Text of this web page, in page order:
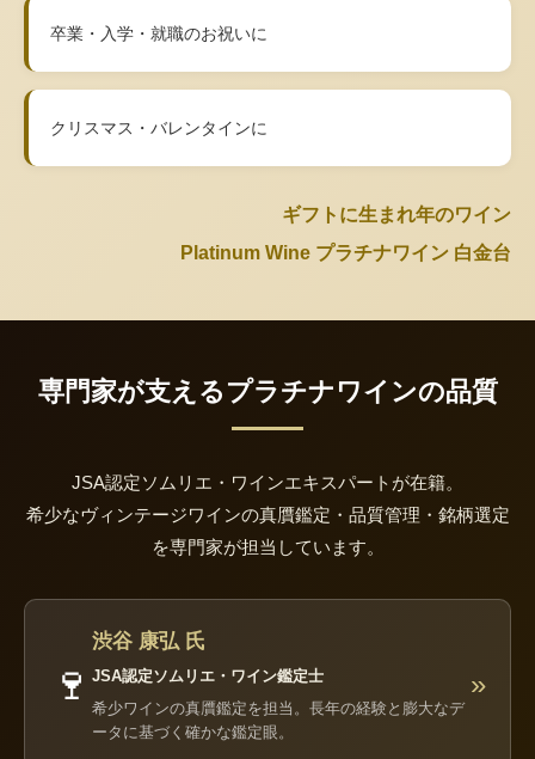
卒業・入学・就職のお祝いに
クリスマス・バレンタインに
ギフトに生まれ年のワイン
Platinum Wine プラチナワイン 白金台
専門家が支えるプラチナワインの品質
JSA認定ソムリエ・ワインエキスパートが在籍。
希少なヴィンテージワインの真贋鑑定・品質管理・銘柄選定
を専門家が担当しています。
🍷
渋谷 康弘 氏
JSA認定ソムリエ・ワイン鑑定士
希少ワインの真贋鑑定を担当。長年の経験と膨大なデ
ータに基づく確かな鑑定眼。
»